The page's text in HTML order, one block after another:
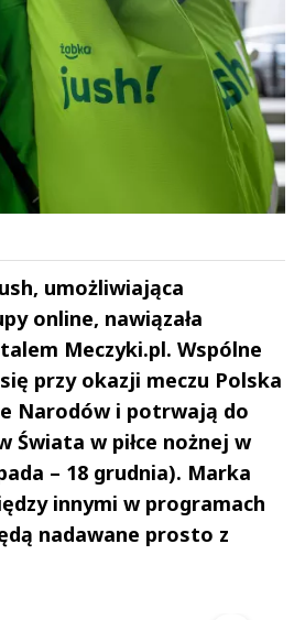
umożliwiająca
online, nawiązała
Meczyki.pl. Wspólne
się przy okazji meczu Polska
Narodów i potrwają do
Świata w piłce nożnej w
– 18 grudnia). Marka
innymi w programach
nadawane prosto z